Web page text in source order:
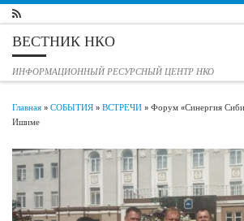
Перейти к содержимому
ВЕСТНИК НКО
ИНФОРМАЦИОННЫЙ РЕСУРСНЫЙ ЦЕНТР НКО
Главная»СОБЫТИЯ»ВСТРЕЧИ»Форум «Синергия
Ишиме